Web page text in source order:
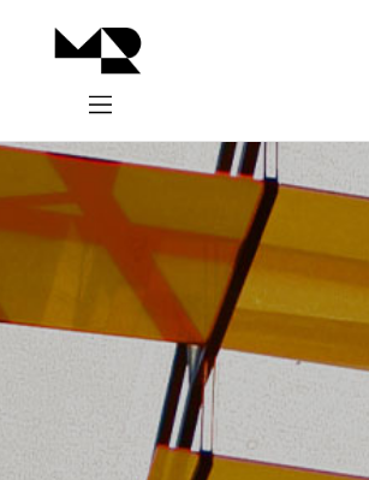
Inicio
Historia
Proyectos
Galería
Contacto